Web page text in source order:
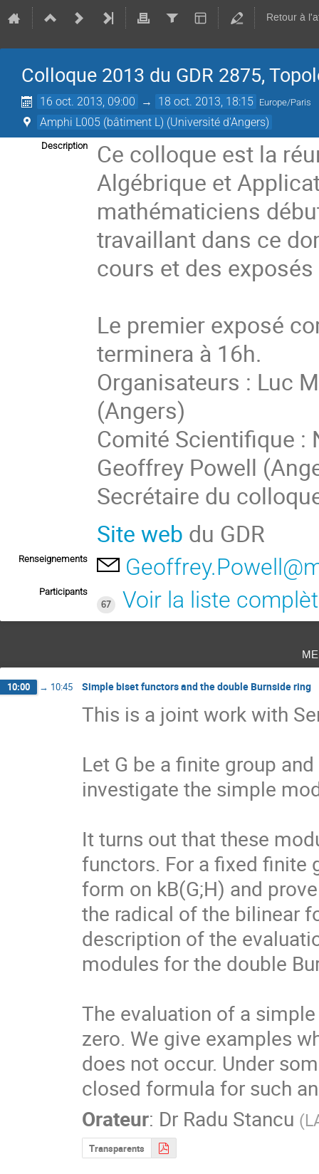
Retour à
Colloque 2013 du GDR 2875,
16 oct. 2013, 09:00 → 18 oct. 2013, 18:15 Europe/Paris
Amphi L005 (bâtiment L) (Université d'Angers)
Description
Ce colloque est la
Algébrique et
mathématiciens
travaillant dans ce
cours et des
Le premier exposé
terminera à 16h.
Organisateurs : Luc
(Angers)
Comité Scientifique :
Geoffrey Powell
Secrétaire du
Site web du GDR
Renseignements
Participants
67
Voir la liste
10:00 → 10:45 Simple biset functors and the double Burnside ring
This is a joint work with
Let G be a finite group
investigate the simple
It turns out that these
functors. For a fixed finite
form on kB(G;H) and
the radical of the bilinear
description of the
modules for the double
The evaluation of a
zero. We give examples
does not occur. Under
closed formula for such
Orateur: Dr Radu Stancu (
Transparents